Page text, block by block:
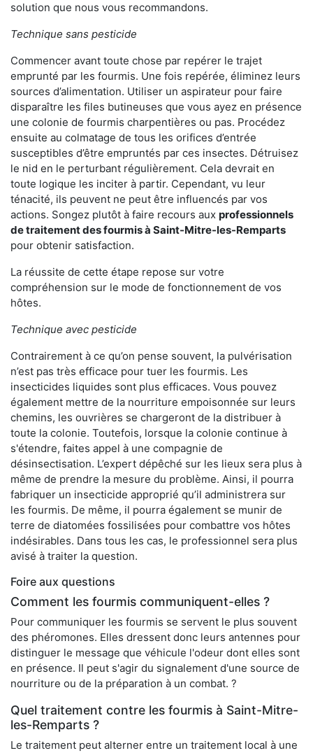
solution que nous vous recommandons.
Technique sans pesticide
Commencer avant toute chose par repérer le trajet
emprunté par les fourmis. Une fois repérée, éliminez leurs
sources d’alimentation. Utiliser un aspirateur pour faire
disparaître les files butineuses que vous ayez en présence
une colonie de fourmis charpentières ou pas. Procédez
ensuite au colmatage de tous les orifices d’entrée
susceptibles d’être empruntés par ces insectes. Détruisez
le nid en le perturbant régulièrement. Cela devrait en
toute logique les inciter à partir. Cependant, vu leur
ténacité, ils peuvent ne peut être influencés par vos
actions. Songez plutôt à faire recours aux professionnels
de traitement des fourmis à Saint-Mitre-les-Remparts
pour obtenir satisfaction.
La réussite de cette étape repose sur votre
compréhension sur le mode de fonctionnement de vos
hôtes.
Technique avec pesticide
Contrairement à ce qu’on pense souvent, la pulvérisation
n’est pas très efficace pour tuer les fourmis. Les
insecticides liquides sont plus efficaces. Vous pouvez
également mettre de la nourriture empoisonnée sur leurs
chemins, les ouvrières se chargeront de la distribuer à
toute la colonie. Toutefois, lorsque la colonie continue à
s'étendre, faites appel à une compagnie de
désinsectisation. L’expert dépêché sur les lieux sera plus à
même de prendre la mesure du problème. Ainsi, il pourra
fabriquer un insecticide approprié qu’il administrera sur
les fourmis. De même, il pourra également se munir de
terre de diatomées fossilisées pour combattre vos hôtes
indésirables. Dans tous les cas, le professionnel sera plus
avisé à traiter la question.
Foire aux questions
Comment les fourmis communiquent-elles ?
Pour communiquer les fourmis se servent le plus souvent
des phéromones. Elles dressent donc leurs antennes pour
distinguer le message que véhicule l'odeur dont elles sont
en présence. Il peut s'agir du signalement d'une source de
nourriture ou de la préparation à un combat. ?
Quel traitement contre les fourmis à Saint-Mitre-
les-Remparts ?
Le traitement peut alterner entre un traitement local à une